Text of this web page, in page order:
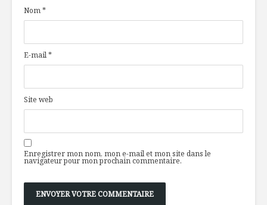
Nom*
E-mail*
Site web
Enregistrer mon nom, mon e-mail et mon site dans le
navigateur pour mon prochain commentaire.